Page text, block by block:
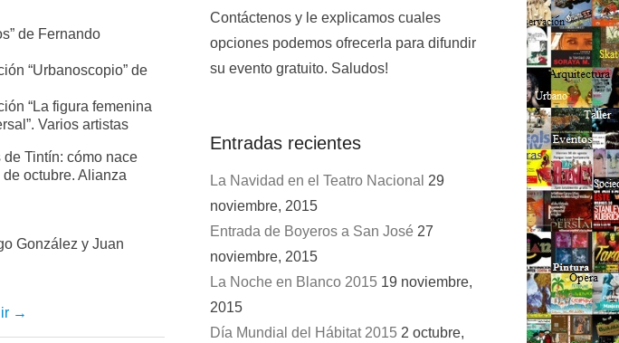
de Fernando
“Urbanoscopio” de
“La figura femenina
Varios artistas
de Tintín: cómo nace
octubre. Alianza
González y Juan
→
Contáctenos y le explicamos cuales
opciones podemos ofrecerla para difundir
su evento gratuito. Saludos!
Entradas recientes
La Navidad en el Teatro Nacional 29
noviembre, 2015
Entrada de Boyeros a San José 27
noviembre, 2015
La Noche en Blanco 2015 19 noviembre,
2015
Día Mundial del Hábitat 2015 2 octubre,